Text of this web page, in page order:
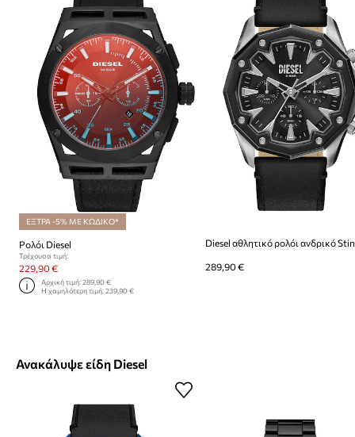
ΕΞΤΡΑ -5% ΜΕ ΚΩΔΙΚΟ*
Ρολόι Diesel
Τρέχουσα τιμή:
229,90 €
Αρχική τιμή:289,90 €
Η χαμηλότερη τιμή:239,90 €
Diesel αθλητικό ρολόι ανδρικό
289,90 €
Ανακάλυψε είδη Diesel